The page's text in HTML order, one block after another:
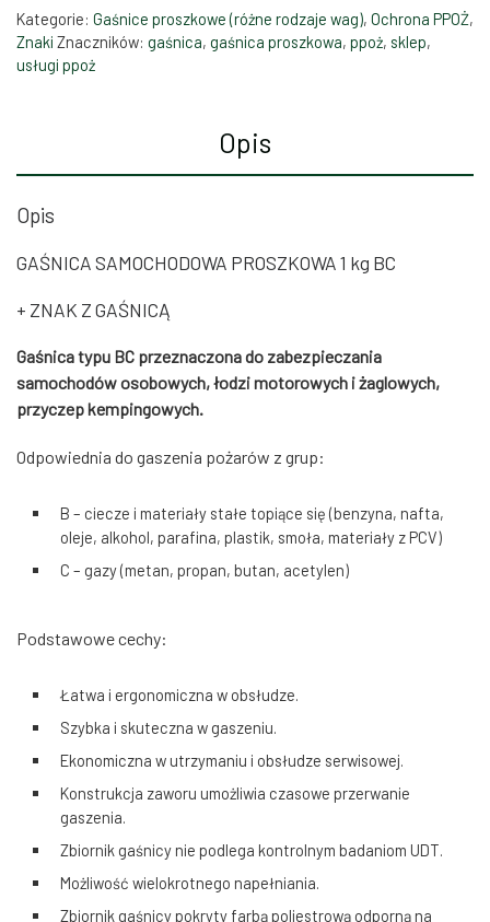
Kategorie: Gaśnice proszkowe (różne rodzaje wag), Ochrona PPOŻ,
Znaki Znaczników: gaśnica, gaśnica proszkowa, ppoż, sklep,
usługi ppoż
Opis
Opis
GAŚNICA SAMOCHODOWA PROSZKOWA 1 kg BC
+ ZNAK Z GAŚNICĄ
Gaśnica typu BC przeznaczona do zabezpieczania
samochodów osobowych, łodzi motorowych i żaglowych,
przyczep kempingowych.
Odpowiednia do gaszenia pożarów z grup:
B – ciecze i materiały stałe topiące się (benzyna, nafta,
oleje, alkohol, parafina, plastik, smoła, materiały z PCV)
C – gazy (metan, propan, butan, acetylen)
Podstawowe cechy:
Łatwa i ergonomiczna w obsłudze.
Szybka i skuteczna w gaszeniu.
Ekonomiczna w utrzymaniu i obsłudze serwisowej.
Konstrukcja zaworu umożliwia czasowe przerwanie
gaszenia.
Zbiornik gaśnicy nie podlega kontrolnym badaniom UDT.
Możliwość wielokrotnego napełniania.
Zbiornik gaśnicy pokryty farbą poliestrową odporną na